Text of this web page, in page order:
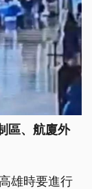
區、航廈外
雄時要進行